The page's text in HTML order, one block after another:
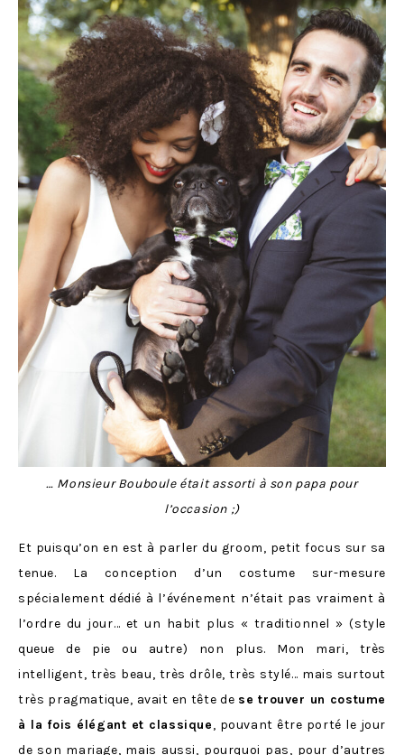
… Monsieur Bouboule était assorti à son papa pour
l’occasion ;)
Et puisqu’on en est à parler du groom, petit focus sur sa
tenue. La conception d’un costume sur-mesure
spécialement dédié à l’événement n’était pas vraiment à
l’ordre du jour… et un habit plus « traditionnel » (style
queue de pie ou autre) non plus. Mon mari, très
intelligent, très beau, très drôle, très stylé… mais surtout
très pragmatique, avait en tête de se trouver un costume
à la fois élégant et classique, pouvant être porté le jour
de son mariage, mais aussi, pourquoi pas, pour d’autres